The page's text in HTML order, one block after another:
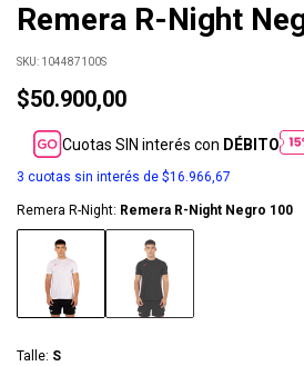
Remera R-Night
SKU: 104487100S
$50.900,00
Cuotas SIN interés con DÉBITO
3 cuotas sin interés de $16.966,67
Remera R-Night: Remera R-Night Negro 100
Talle: S